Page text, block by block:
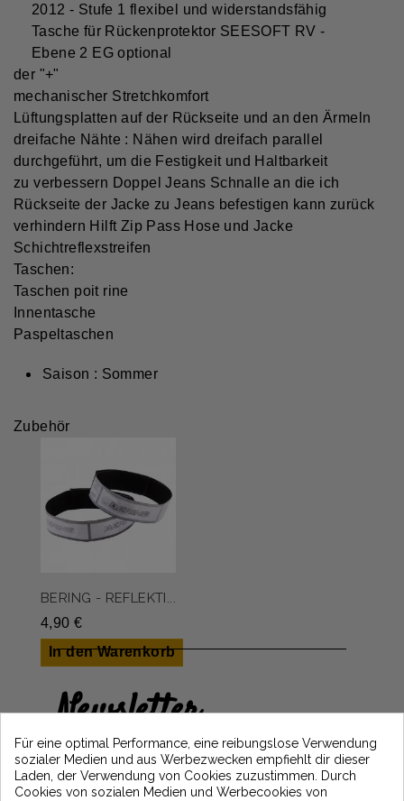
2012 - Stufe 1 flexibel und widerstandsfähig
Tasche für Rückenprotektor SEESOFT RV -
Ebene 2 EG optional
der "+"
mechanischer Stretchkomfort
Lüftungsplatten auf der Rückseite und an den Ärmeln
dreifache Nähte : Nähen wird dreifach parallel
durchgeführt, um die Festigkeit und Haltbarkeit
zu verbessern Doppel Jeans Schnalle an die ich
Rückseite der Jacke zu Jeans befestigen kann zurück
verhindern Hilft Zip Pass Hose und Jacke
Schichtreflexstreifen
Taschen:
Taschen poit rine
Innentasche
Paspeltaschen
Saison : Sommer
Zubehör
BERING - REFLEKTI...
4,90 €
In den Warenkorb
Newsletter
Erhalten Sie 5€ Rabatt auf Ihre erste
Bestellung, indem Sie sich anmelden und
über die neuesten Vintage Motors-
Nachrichten informiert bleiben
Für eine optimal Performance, eine reibungslose Verwendung
sozialer Medien und aus Werbezwecken empfiehlt dir dieser
Laden, der Verwendung von Cookies zuzustimmen. Durch
Cookies von sozialen Medien und Werbecookies von